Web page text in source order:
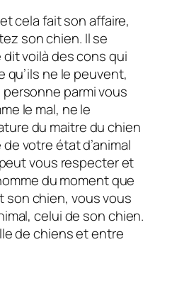
cela fait son affaire,
son chien. Il se
dit voilà des cons qui
qu’ils ne le peuvent,
parmi vous
le mal, ne le
du maitre du chien
votre état d’animal
vous respecter et
du moment que
chien, vous vous
celui de son chien.
de chiens et entre